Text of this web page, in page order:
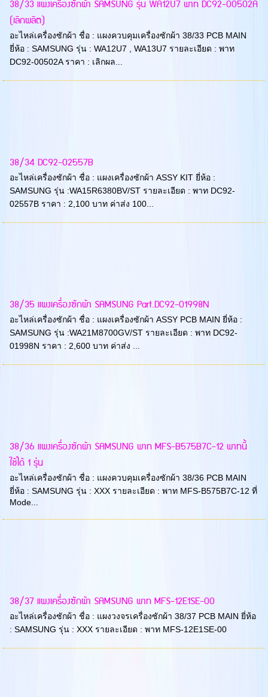
38/33 แผงเครื่องซักผ้า SAMSUNG รุ่น WA12U7 พาท DC92-00502A
(เลิกผลิต)
อะไหล่เครื่องซักผ้า ชื่อ : แผงควบคุมเครื่องซักผ้า 38/33 PCB MAIN
ยี่ห้อ : SAMSUNG รุ่น : WA12U7 , WA13U7 รายละเอียด : พาท
DC92-00502A ราคา : เลิกผล...
38/34 DC92-02557B
อะไหล่เครื่องซักผ้า ชื่อ : แผงเครื่องซักผ้า ASSY KIT ยี่ห้อ :
SAMSUNG รุ่น :WA15R6380BV/ST รายละเอียด : พาท DC92-
02557B ราคา : 2,100 บาท ค่าส่ง 100...
38/35 แผงเครื่องซักผ้า SAMSUNG Part.DC92-01998N
อะไหล่เครื่องซักผ้า ชื่อ : แผงเครื่องซักผ้า ASSY PCB MAIN ยี่ห้อ :
SAMSUNG รุ่น :WA21M8700GV/ST รายละเอียด : พาท DC92-
01998N ราคา : 2,600 บาท ค่าส่ง ...
38/36 แผงเครื่องซักผ้า SAMSUNG พาท MFS-B575B7C-12 พาทนี้
ใช้ได้ 1 รุ่น
อะไหล่เครื่องซักผ้า ชื่อ : แผงควบคุมเครื่องซักผ้า 38/36 PCB MAIN
ยี่ห้อ : SAMSUNG รุ่น : XXX รายละเอียด : พาท MFS-B575B7C-12 ที่
Mode...
38/37 แผงเครื่องซักผ้า SAMSUNG พาท MFS-12E1SE-00
อะไหล่เครื่องซักผ้า ชื่อ : แผงวงจรเครื่องซักผ้า 38/37 PCB MAIN ยี่ห้อ
: SAMSUNG รุ่น : XXX รายละเอียด : พาท MFS-12E1SE-00